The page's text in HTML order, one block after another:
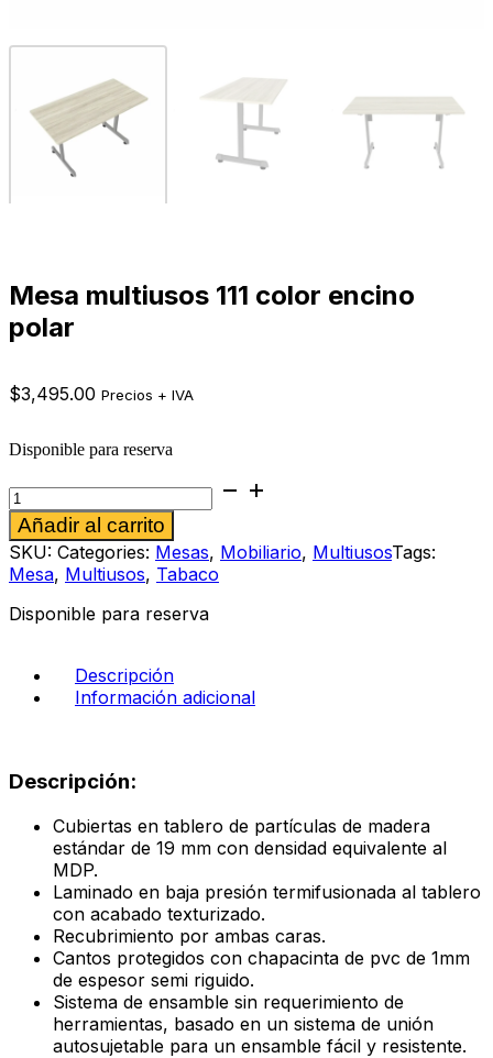
Mesa multiusos 111 color encino
polar
$3,495.00 Precios + IVA
Disponible para reserva
Mesa
multiusos
111
color
encino
polar
cantidad
Añadir al carrito
SKU: Categories: Mesas, Mobiliario, MultiusosTags:
Mesa, Multiusos, Tabaco
Disponible para reserva
Descripción
Información adicional
Descripción:
Cubiertas en tablero de partículas de madera
estándar de 19 mm con densidad equivalente al
MDP.
Laminado en baja presión termifusionada al tablero
con acabado texturizado.
Recubrimiento por ambas caras.
Cantos protegidos con chapacinta de pvc de 1mm
de espesor semi riguido.
Sistema de ensamble sin requerimiento de
herramientas, basado en un sistema de unión
autosujetable para un ensamble fácil y resistente.